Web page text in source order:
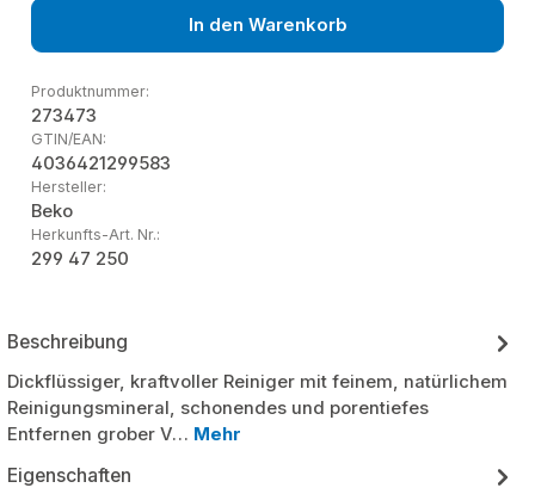
In den Warenkorb
Produktnummer:
273473
GTIN/EAN:
4036421299583
Hersteller:
Beko
Herkunfts-Art. Nr.:
299 47 250
Beschreibung
Dickflüssiger, kraftvoller Reiniger mit feinem, natürlichem
Reinigungsmineral, schonendes und porentiefes
Entfernen grober V… Mehr
Eigenschaften